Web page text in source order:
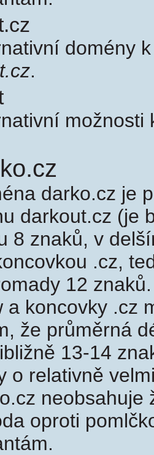
domény
.
darko.cz je
darkout.cz (je
8 znaků, v
.cz,
12
a koncovky .cz
že průměrná
13-14
o relativně
neobsahuje
oproti